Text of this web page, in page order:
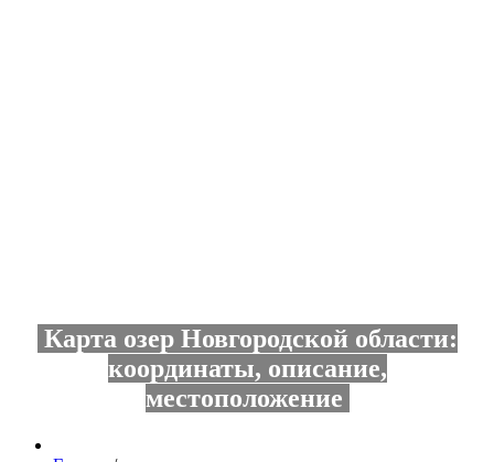
Карта озер Новгородской области:
координаты, описание,
местоположение